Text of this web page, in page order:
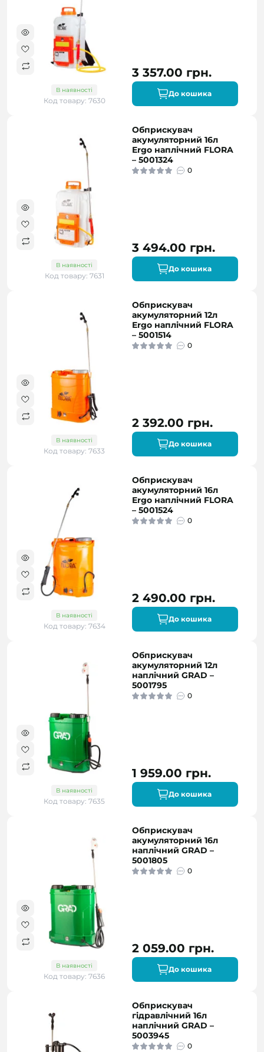
В наявності
Код товару: 7630
3 357.00 грн.
До кошика
В наявності
Код товару: 7631
Обприскувач
акумуляторний 16л
Ergo наплічний FLORA
– 5001324
0
3 494.00 грн.
До кошика
В наявності
Код товару: 7633
Обприскувач
акумуляторний 12л
Ergo наплічний FLORA
– 5001514
0
2 392.00 грн.
До кошика
В наявності
Код товару: 7634
Обприскувач
акумуляторний 16л
Ergo наплічний FLORA
– 5001524
0
2 490.00 грн.
До кошика
В наявності
Код товару: 7635
Обприскувач
акумуляторний 12л
наплічний GRAD –
5001795
0
1 959.00 грн.
До кошика
В наявності
Код товару: 7636
Обприскувач
акумуляторний 16л
наплічний GRAD –
5001805
0
2 059.00 грн.
До кошика
Обприскувач
гідравлічний 16л
наплічний GRAD –
5003945
0